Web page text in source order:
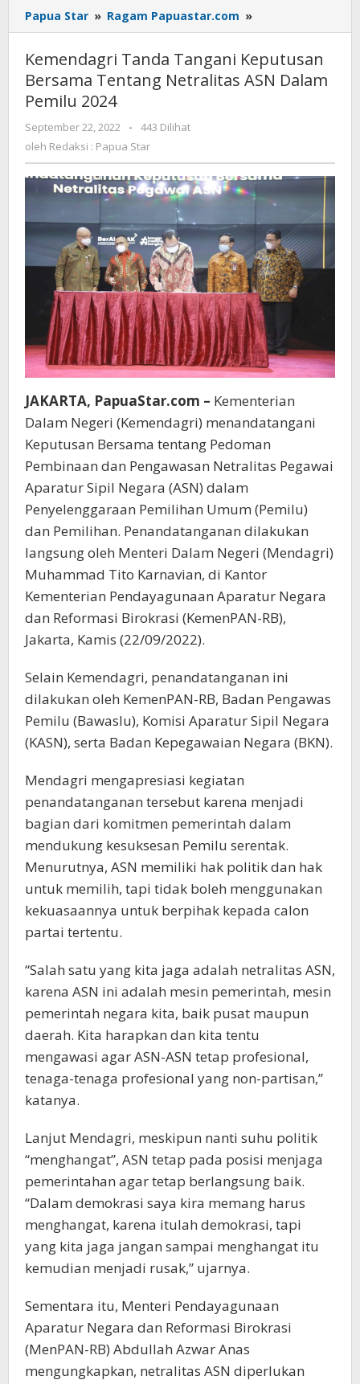
Papua Star » Ragam Papuastar.com »
Tanda
Keputusan
Bersama
Pemilu
2024
Kemendagri Tanda Tangani Keputusan
Bersama Tentang Netralitas ASN Dalam
Pemilu 2024
September 22, 2022
oleh
Redaksi
Star
-
443 Dilihat
oleh Redaksi : Papua Star
JAKARTA, PapuaStar.com – Kementerian
Dalam Negeri (Kemendagri) menandatangani
Keputusan Bersama tentang Pedoman
Pembinaan dan Pengawasan Netralitas Pegawai
Aparatur Sipil Negara (ASN) dalam
Penyelenggaraan Pemilihan Umum (Pemilu)
dan Pemilihan. Penandatanganan dilakukan
langsung oleh Menteri Dalam Negeri (Mendagri)
Muhammad Tito Karnavian, di Kantor
Kementerian Pendayagunaan Aparatur Negara
dan Reformasi Birokrasi (KemenPAN-RB),
Jakarta, Kamis (22/09/2022).
Selain Kemendagri, penandatanganan ini
dilakukan oleh KemenPAN-RB, Badan Pengawas
Pemilu (Bawaslu), Komisi Aparatur Sipil Negara
(KASN), serta Badan Kepegawaian Negara (BKN).
Mendagri mengapresiasi kegiatan
penandatanganan tersebut karena menjadi
bagian dari komitmen pemerintah dalam
mendukung kesuksesan Pemilu serentak.
Menurutnya, ASN memiliki hak politik dan hak
untuk memilih, tapi tidak boleh menggunakan
kekuasaannya untuk berpihak kepada calon
partai tertentu.
“Salah satu yang kita jaga adalah netralitas ASN,
karena ASN ini adalah mesin pemerintah, mesin
pemerintah negara kita, baik pusat maupun
daerah. Kita harapkan dan kita tentu
mengawasi agar ASN-ASN tetap profesional,
tenaga-tenaga profesional yang non-partisan,”
katanya.
Lanjut Mendagri, meskipun nanti suhu politik
“menghangat”, ASN tetap pada posisi menjaga
pemerintahan agar tetap berlangsung baik.
“Dalam demokrasi saya kira memang harus
menghangat, karena itulah demokrasi, tapi
yang kita jaga jangan sampai menghangat itu
kemudian menjadi rusak,” ujarnya.
Sementara itu, Menteri Pendayagunaan
Aparatur Negara dan Reformasi Birokrasi
(MenPAN-RB) Abdullah Azwar Anas
mengungkapkan, netralitas ASN diperlukan